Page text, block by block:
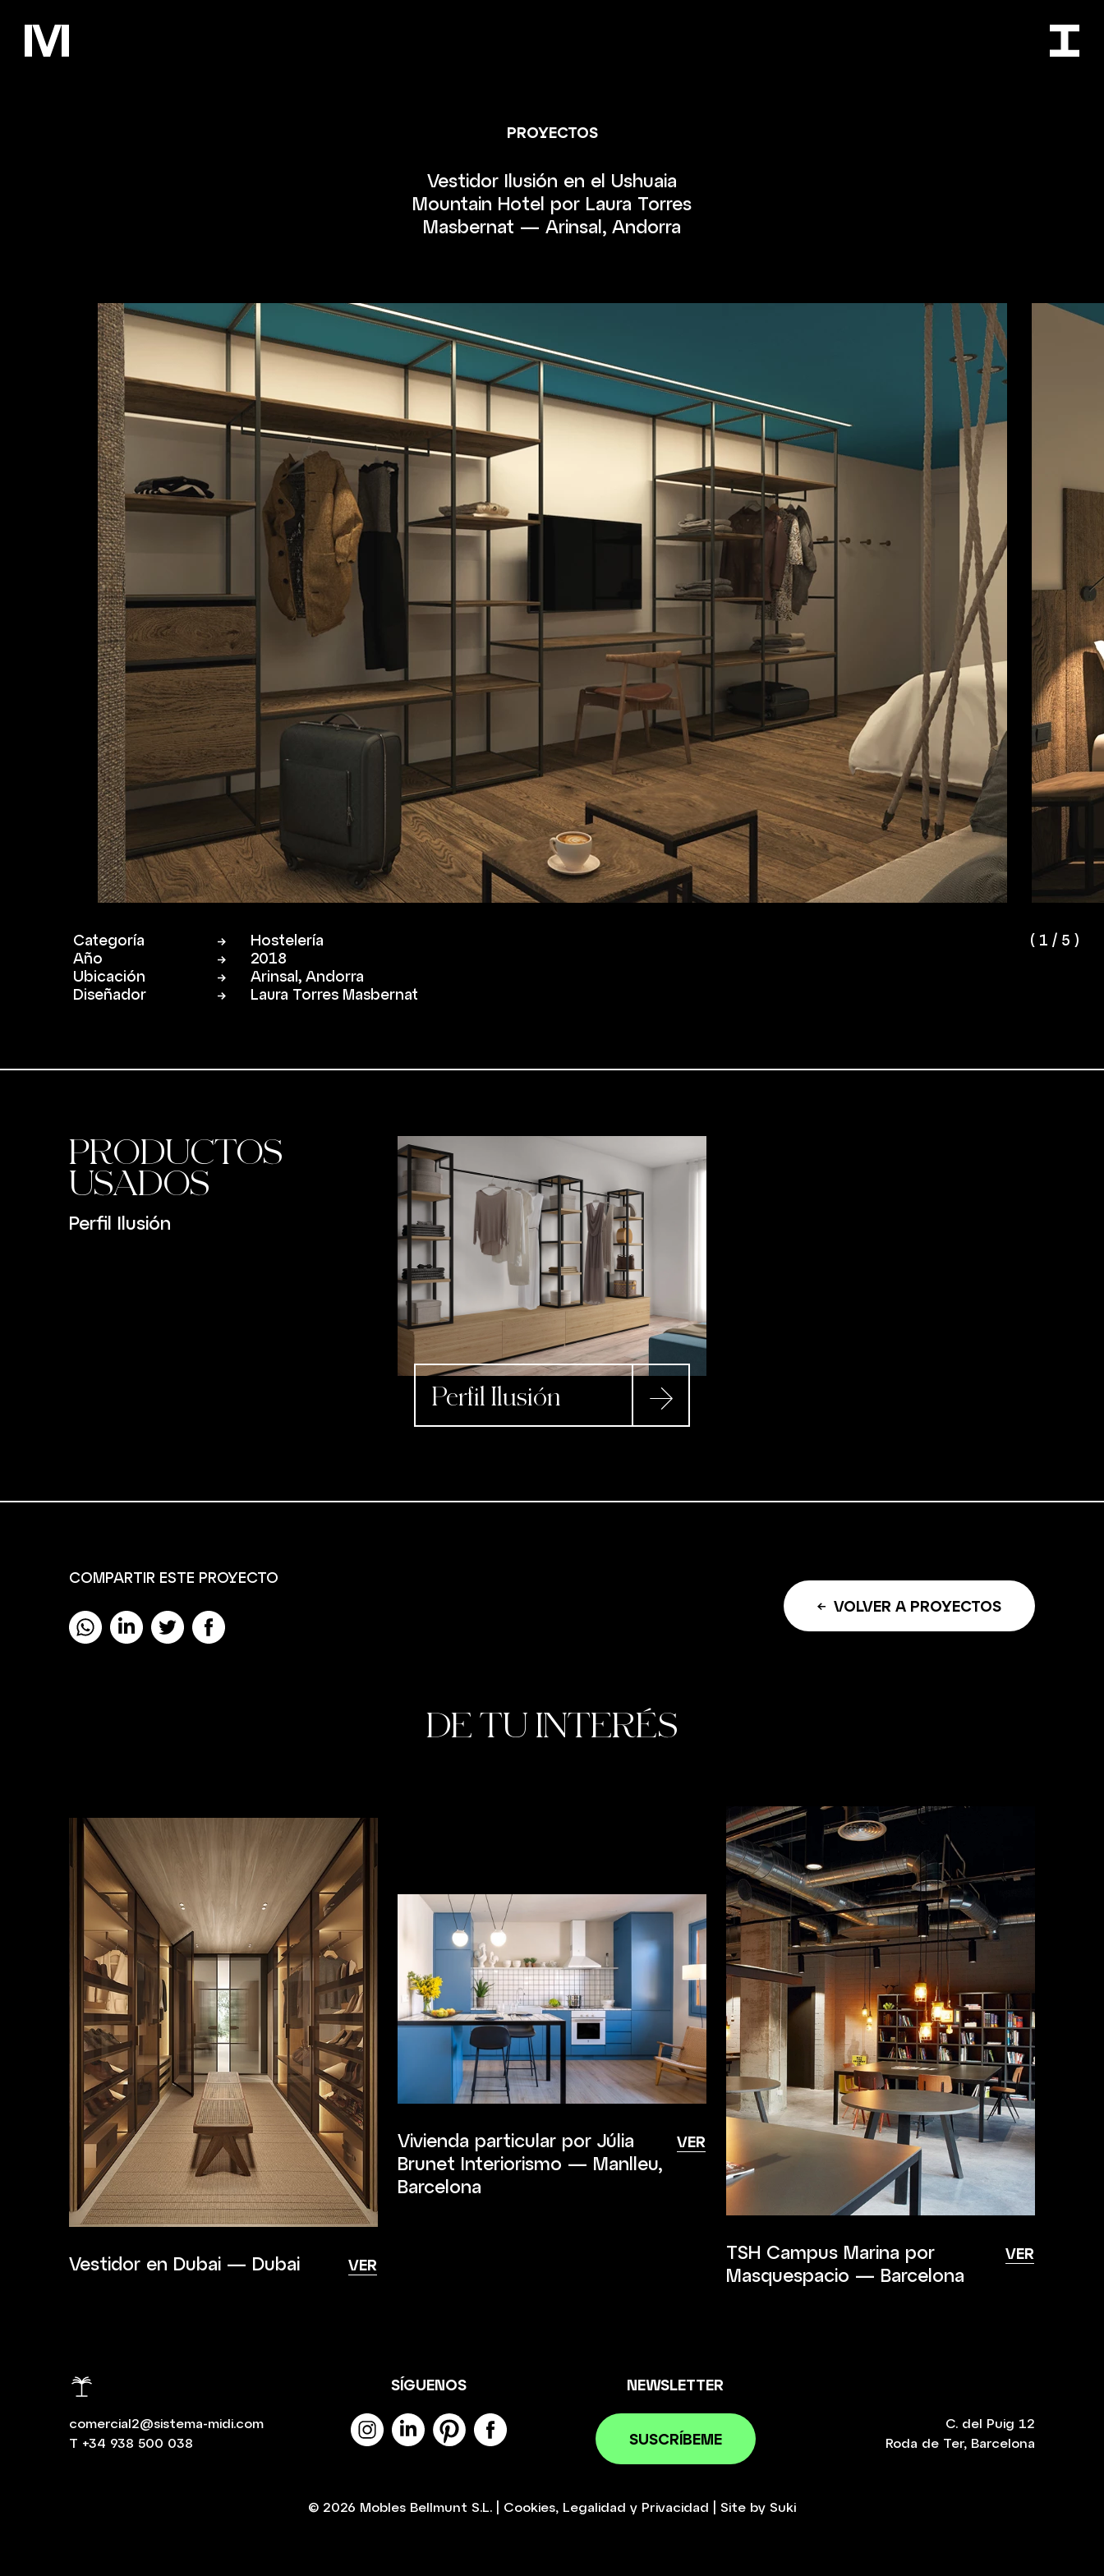
PROYECTOS
Vestidor Ilusión en el Ushuaia
Mountain Hotel por Laura Torres
Masbernat — Arinsal, Andorra
( 1 / 5 )
Categoría
Hostelería
Año
2018
Ubicación
Arinsal, Andorra
Diseñador
Laura Torres Masbernat
PRODUCTOS
USADOS
Perfil Ilusión
Perfil Ilusión
COMPARTIR ESTE PROYECTO
VOLVER A PROYECTOS
DE TU INTERÉS
Vestidor en Dubai — Dubai VER
Vivienda particular por Júlia
Brunet Interiorismo — Manlleu,
Barcelona
VER
TSH Campus Marina por
Masquespacio — Barcelona
VER
comercial2@sistema-midi.com
T +34 938 500 038
SÍGUENOS NEWSLETTER
SUSCRÍBEME
C. del Puig 12
Roda de Ter, Barcelona
© 2026 Mobles Bellmunt S.L. Cookies Legalidad y Privacidad Site by Suki